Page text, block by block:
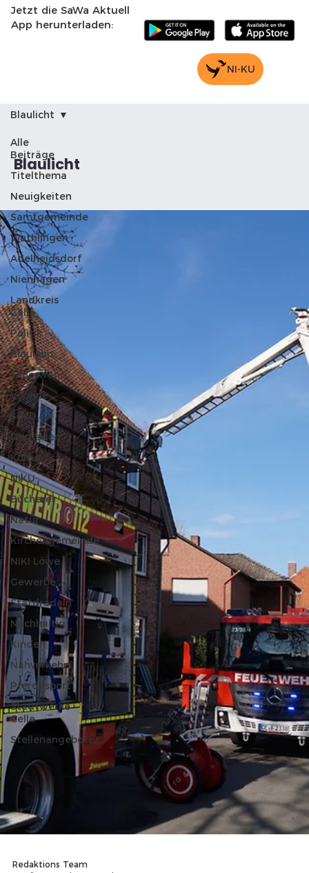
Jetzt die SaWa Aktuell
App herunterladen:
NI-KU
Alle
Beiträge
Titelthema
Neuigkeiten
Samtgemeinde
Wathlingen
Adelheidsdorf
Nienhagen
Landkreis
Celle
Politik
Blaulicht
Feuerwehr
Vereine
SoVD
Dorfladen
Kultur
NIKU
Bücherei
Natur
Kirchengemeinde
NIKI Löwe
Gewerbe
Statdradeln
Nachhaltig
Kinder
Nahverkehr
Pferdesport
Stadtwerke
Celle
Stellenangebote
Blaulicht
Blaulicht